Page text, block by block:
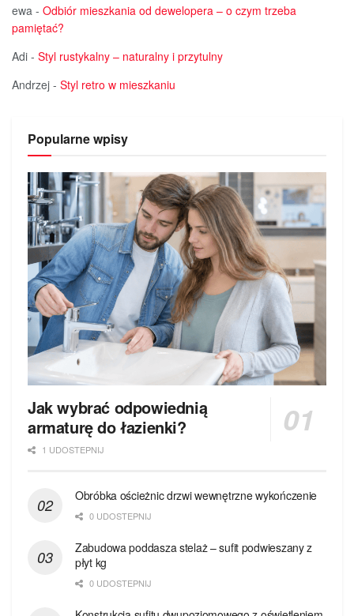
ewa - Odbiór mieszkania od dewelopera – o czym trzeba
pamiętać?
Adi - Styl rustykalny – naturalny i przytulny
Andrzej - Styl retro w mieszkaniu
Popularne wpisy
Jak wybrać odpowiednią
armaturę do łazienki?
1 UDOSTEPNIJ
Obróbka ościeżnic drzwi wewnętrzne wykończenie
0 UDOSTEPNIJ
Zabudowa poddasza stelaż – sufit podwieszany z
płyt kg
0 UDOSTEPNIJ